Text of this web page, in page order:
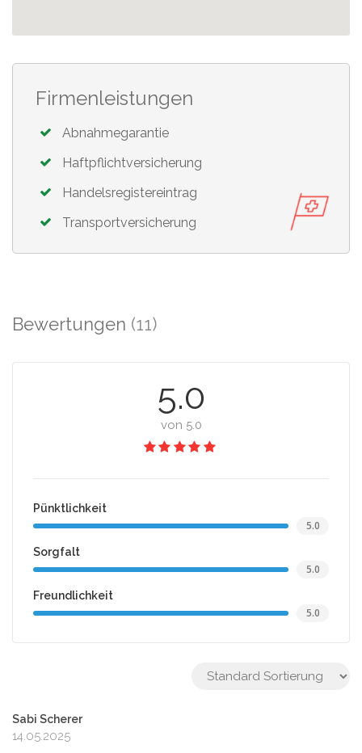
Firmenleistungen
Abnahmegarantie
Haftpflichtversicherung
Handelsregistereintrag
Transportversicherung
Bewertungen (11)
5.0
von 5.0
Pünktlichkeit
5.0
Sorgfalt
5.0
Freundlichkeit
5.0
Sabi Scherer
14.05.2025